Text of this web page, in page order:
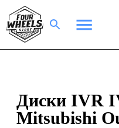
Диски IVR
Mitsubishi